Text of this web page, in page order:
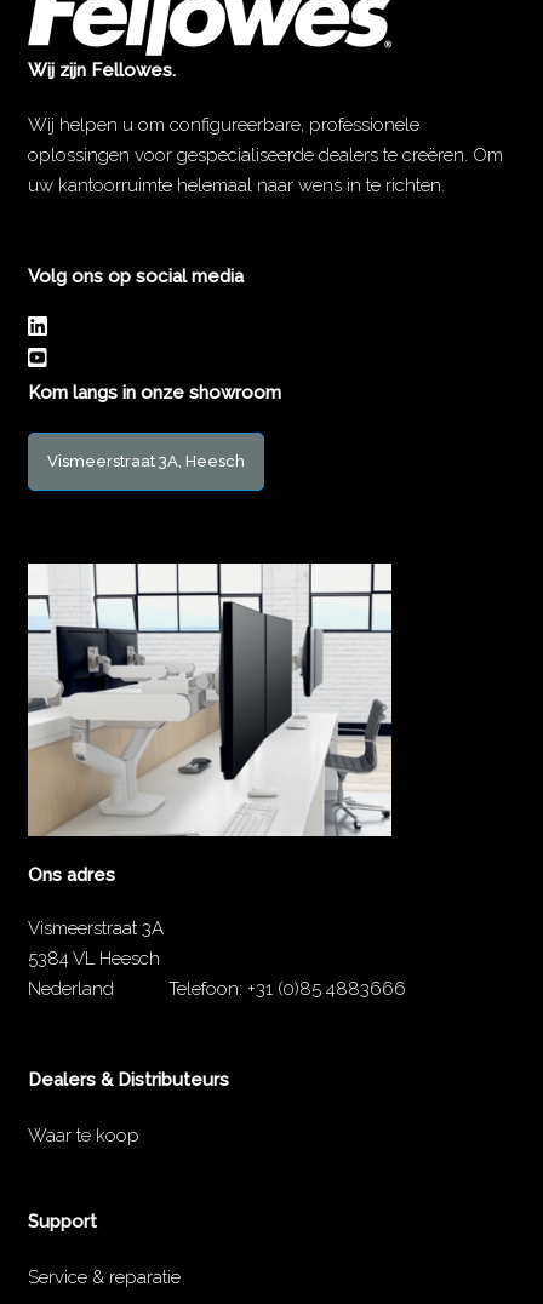
Wij zijn Fellowes.
Wij helpen u om configureerbare, professionele
oplossingen voor gespecialiseerde dealers te creëren. Om
uw kantoorruimte helemaal naar wens in te richten.
Volg ons op social media
Kom langs in onze showroom
Vismeerstraat 3A, Heesch
Ons adres
Vismeerstraat 3A
5384 VL Heesch
Nederland
Telefoon: +31 (0)85 4883666
Dealers & Distributeurs
Waar te koop
Support
Service & reparatie